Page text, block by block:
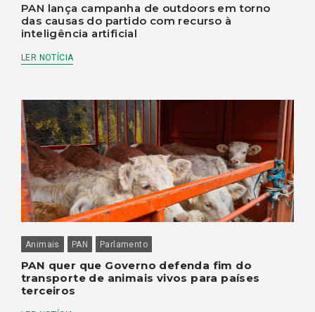
PAN lança campanha de outdoors em torno
das causas do partido com recurso à
inteligência artificial
LER NOTÍCIA
Animais PAN Parlamento
PAN quer que Governo defenda fim do
transporte de animais vivos para países
terceiros